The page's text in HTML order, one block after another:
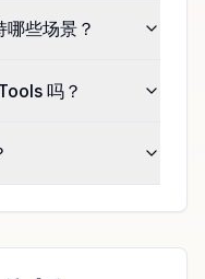
些场景？
吗？